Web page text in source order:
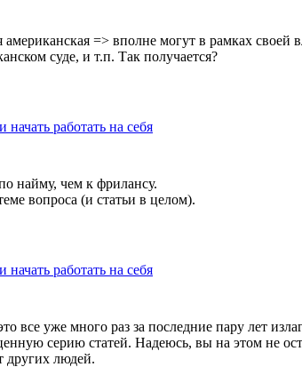
=> вполне могут в рамках своей
суде, и т.п. Так получается?
начать работать на себя
найму, чем к фрилансу.
вопроса (и статьи в целом).
начать работать на себя
все уже много раз за последние пару лет
серию статей. Надеюсь, вы на этом не
других людей.